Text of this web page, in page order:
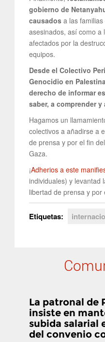
gobierno de
causados a las
asesinados, así como a
afectados por la
equipos.
Desde el Colectivo
Genocidio en
derecho de informar
saber, a comprender y
Hagamos un
colectivos a añadirse a
de prensa y por el fin
Gaza.
¡Adherios a este
individuales) y levantad
libertad de prensa y
Etiquetas:
La patronal de
insiste en
subida salarial
del convenio